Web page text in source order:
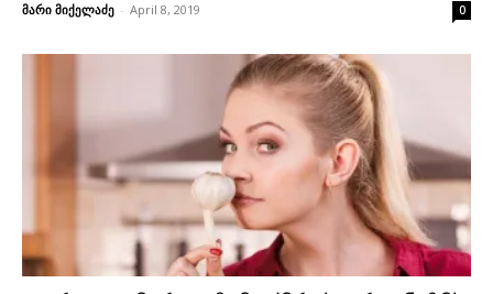
მარი მიქელაძე - April 8, 2019 0